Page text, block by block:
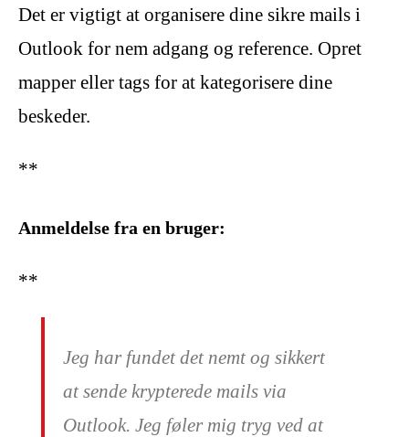
Det er vigtigt at organisere dine sikre mails i
Outlook for nem adgang og reference. Opret
mapper eller tags for at kategorisere dine
beskeder.
**
Anmeldelse fra en bruger:
**
Jeg har fundet det nemt og sikkert
at sende krypterede mails via
Outlook. Jeg føler mig tryg ved at